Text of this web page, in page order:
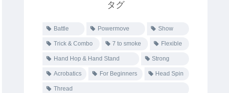
タグ
Battle Powermove Show
Trick & Combo 7 to smoke Flexible
Hand Hop & Hand Stand Strong
Acrobatics For Beginners Head Spin
Thread